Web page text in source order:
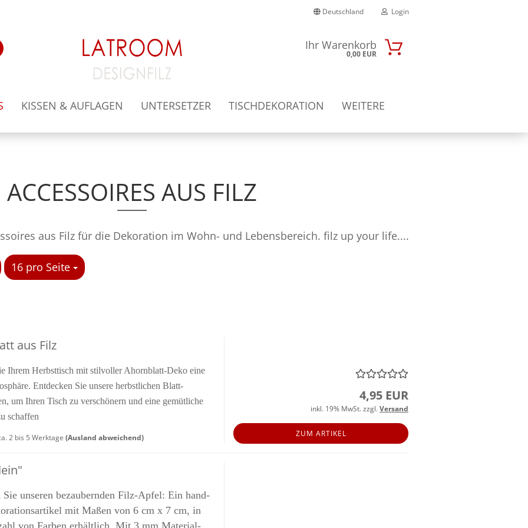
Deutschland Login
Passwort
Konto erstellen
Suche... Ihr Warenkorb
0,00 EUR
KISSEN & AUFLAGEN UNTERSETZER TISCHDEKORATION WEITERE
ACCESSOIRES AUS FILZ
aus Filz für die Dekoration im Wohn- und Lebensbereich. filz up your life....
16 pro Seite
pro Seite
aus Filz
Ihrem Herbst­tisch mit stil­vol­ler Ahornblatt-​Deko eine
Ent­de­cken Sie un­se­re herbst­li­chen Blatt-​
um Ihren Tisch zu ver­schö­nern und eine ge­müt­li­che
schaf­fen
2 bis 5 Werktage (Ausland abweichend)
4,95 EUR
inkl. 19% MwSt. zzgl.Versand
ZUM ARTIKEL
Sie un­se­ren be­zau­bern­den Filz-​Apfel: Ein hand­
mit Maßen von 6 cm x 7 cm, in
von Far­ben er­hält­lich. Mit 3 mm Ma­te­ri­al­